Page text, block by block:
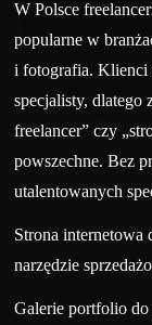
W Polsce
popularne w
i fotografia. Klienci
specjalisty, dlatego
freelancer” czy
powszechne. Bez
utalentowanych
Strona
narzędzie
Galerie portfolio